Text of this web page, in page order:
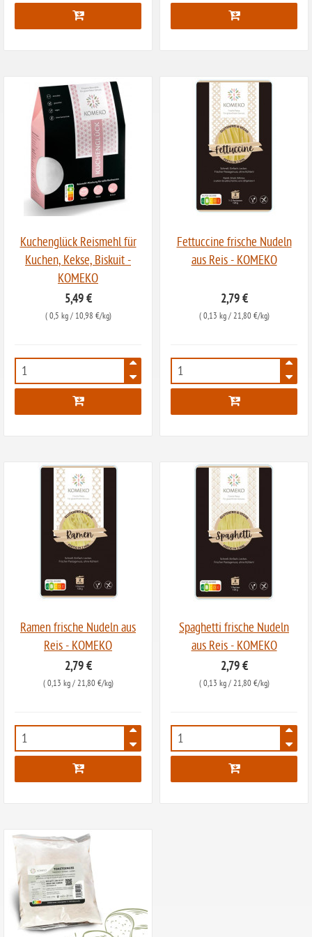
ohne Vanille
ohne Knoblauch
ohne
Sonnenblumen
ohne Palmöl
Kuchenglück Reismehl für
Kuchen, Kekse, Biskuit -
KOMEKO
5,49 €
( 0,5 kg/ 10,98 €/kg)
2636
Fettuccine frische Nudeln
aus Reis - KOMEKO
2,79 €
( 0,13 kg/ 21,80 €/kg)
5792
Ramen frische Nudeln aus
Reis - KOMEKO
2,79 €
( 0,13 kg/ 21,80 €/kg)
6118
Spaghetti frische Nudeln
aus Reis - KOMEKO
2,79 €
( 0,13 kg/ 21,80 €/kg)
6119